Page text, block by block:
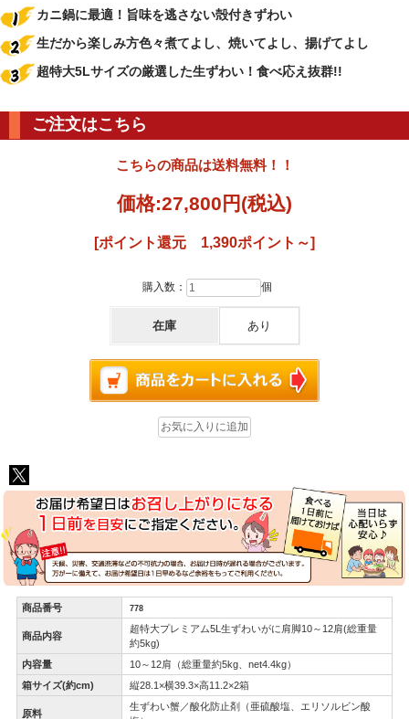
カニ鍋に最適！旨味を逃さない殻付きずわい
生だから楽しみ方色々煮てよし、焼いてよし、揚げてよし
超特大5Lサイズの厳選した生ずわい！食べ応え抜群!!
ご注文はこちら
こちらの商品は送料無料！！
価格:27,800円 (税込)
[ポイント還元 1,390ポイント～]
購入数： 個
在庫 あり
商品番号 778
商品内容
超特大プレミアム5L生ずわいがに肩脚10～12肩(総重量
約5kg)
内容量
10～12肩（総重量約5kg、net4.4kg）
箱サイズ(約cm)
縦28.1×横39.3×高11.2×2箱
原料
生ずわい蟹／酸化防止剤（亜硫酸塩、エリソルビン酸